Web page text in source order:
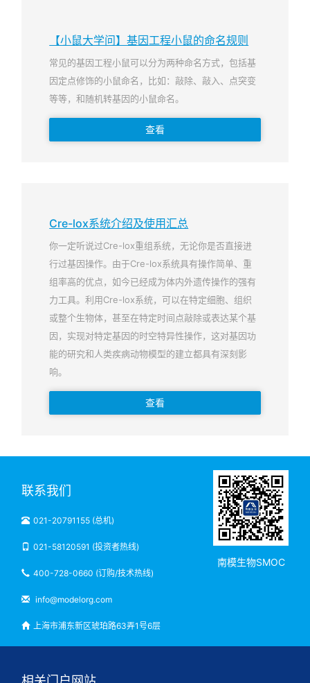
【小鼠大学问】基因工程小鼠的命名规则
常见的基因工程小鼠可以分为两种命名方式，包括基
因定点修饰的小鼠命名，比如：敲除、敲入、点突变
等等，和随机转基因的小鼠命名。
查看
Cre-lox系统介绍及使用汇总
你一定听说过Cre-lox重组系统，无论你是否直接进
行过基因操作。由于Cre-lox系统具有操作简单、重
组率高的优点，如今已经成为体内外遗传操作的强有
力工具。利用Cre-lox系统，可以在特定细胞、组织
或整个生物体，甚至在特定时间点敲除或表达某个基
因，实现对特定基因的时空特异性操作，这对基因功
能的研究和人类疾病动物模型的建立都具有深刻影
响。
查看
联系我们
021-20791155 (总机)
021-58120591 (投资者热线)
400-728-0660 (订购/技术热线)
info@modelorg.com
上海市浦东新区琥珀路63弄1号6层
南模生物SMOC